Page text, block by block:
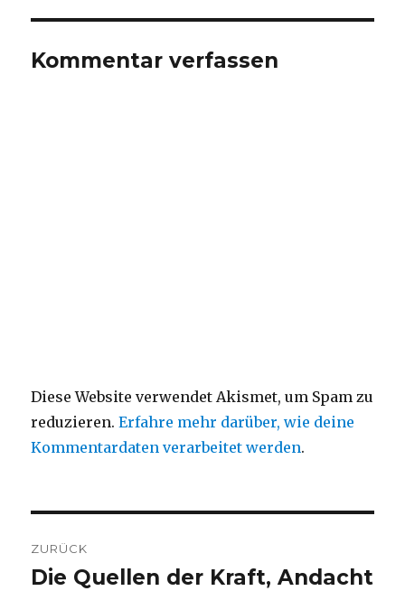
Kommentar verfassen
Diese Website verwendet Akismet, um Spam zu
reduzieren.Erfahre mehr darüber, wie deine
Kommentardaten verarbeitet werden.
ZURÜCK
Vorheriger
Die Quellen der Kraft, Andacht